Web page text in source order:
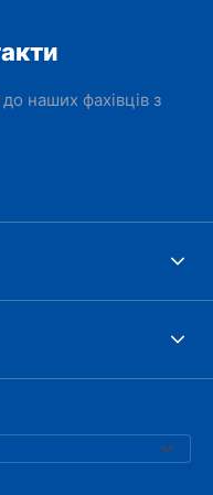
наших фахівців з